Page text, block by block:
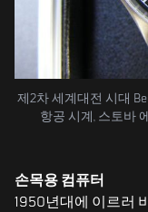
제2차 세계대전 시대
항공 시계, 스토바
손목용 컴퓨터
1950년대에 이르러